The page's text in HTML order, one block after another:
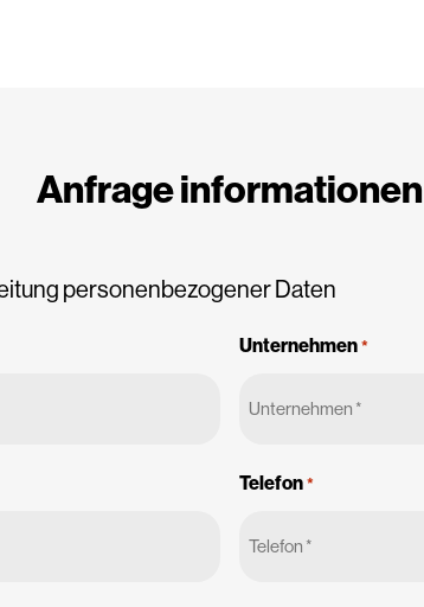
Anfrage informationen
personenbezogener Daten
Unternehmen *
Telefon *